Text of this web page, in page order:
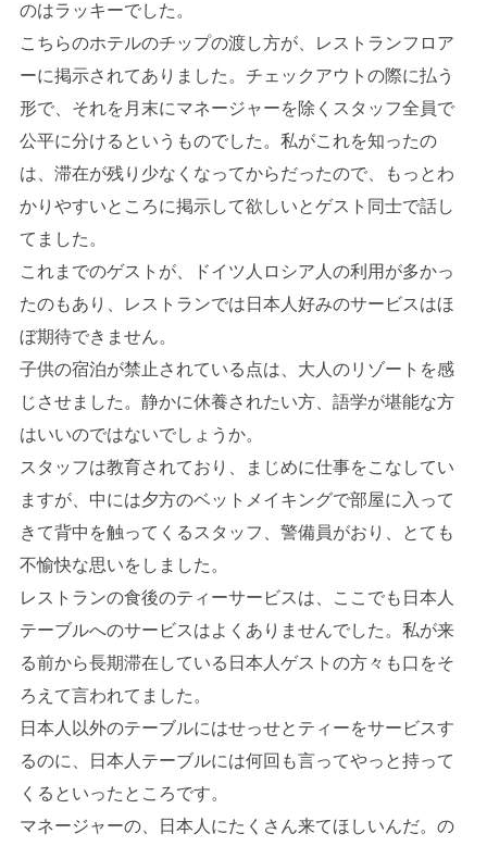
のはラッキーでした。
こちらのホテルのチップの渡し方が、レストランフロア
ーに掲示されてありました。チェックアウトの際に払う
形で、それを月末にマネージャーを除くスタッフ全員で
公平に分けるというものでした。私がこれを知ったの
は、滞在が残り少なくなってからだったので、もっとわ
かりやすいところに掲示して欲しいとゲスト同士で話し
てました。
これまでのゲストが、ドイツ人ロシア人の利用が多かっ
たのもあり、レストランでは日本人好みのサービスはほ
ぼ期待できません。
子供の宿泊が禁止されている点は、大人のリゾートを感
じさせました。静かに休養されたい方、語学が堪能な方
はいいのではないでしょうか。
スタッフは教育されており、まじめに仕事をこなしてい
ますが、中には夕方のベットメイキングで部屋に入って
きて背中を触ってくるスタッフ、警備員がおり、とても
不愉快な思いをしました。
レストランの食後のティーサービスは、ここでも日本人
テーブルへのサービスはよくありませんでした。私が来
る前から長期滞在している日本人ゲストの方々も口をそ
ろえて言われてました。
日本人以外のテーブルにはせっせとティーをサービスす
るのに、日本人テーブルには何回も言ってやっと持って
くるといったところです。
マネージャーの、日本人にたくさん来てほしいんだ。の